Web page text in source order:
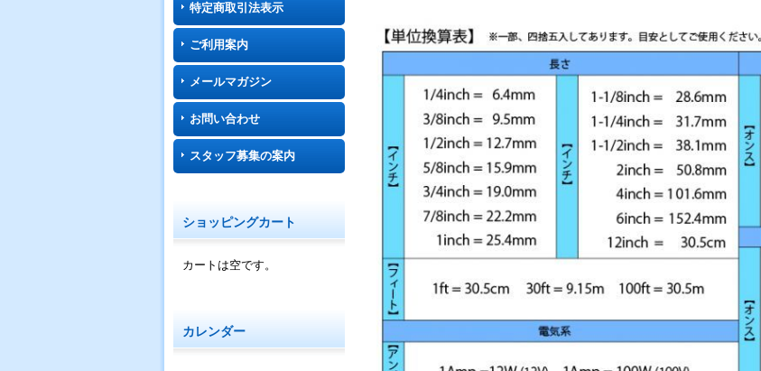
特定商取引法表示
ご利用案内
メールマガジン
お問い合わせ
スタッフ募集の案内
ショッピングカート
カートは空です。
カレンダー